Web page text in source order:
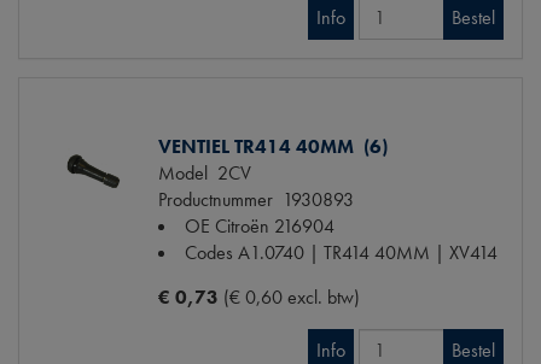
Info Bestel
VENTIEL TR414 40MM (6)
Model 2CV
Productnummer 1930893
OE Citroën 216904
Codes A1.0740 | TR414 40MM | XV414
€ 0,73 (€ 0,60 excl. btw)
Info Bestel